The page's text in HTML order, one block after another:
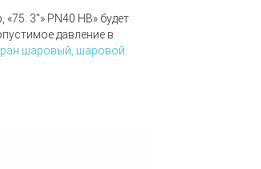
«75. 3"» PN40 НВ» будет
давление в
шаровый, шаровой: